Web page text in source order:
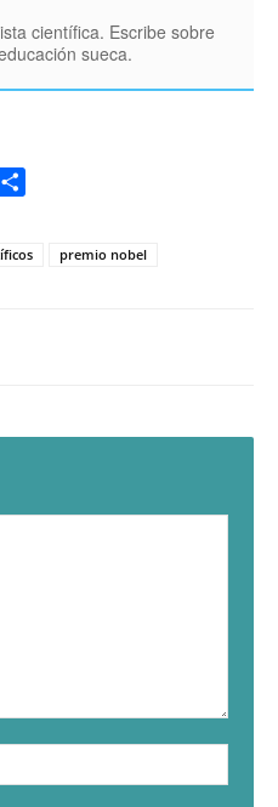
científica. Escribe sobre
sueca.
LinkedIn
premio nobel